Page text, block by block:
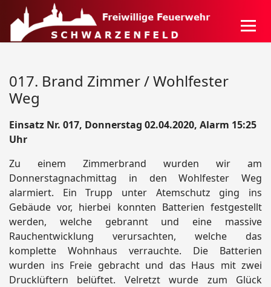
017. Brand Zimmer / Wohlfester
Weg
Einsatz Nr. 017, Donnerstag 02.04.2020, Alarm 15:25
Uhr
Zu einem Zimmerbrand wurden wir am
Donnerstagnachmittag in den Wohlfester Weg
alarmiert. Ein Trupp unter Atemschutz ging ins
Gebäude vor, hierbei konnten Batterien festgestellt
werden, welche gebrannt und eine massive
Rauchentwicklung verursachten, welche das
komplette Wohnhaus verrauchte. Die Batterien
wurden ins Freie gebracht und das Haus mit zwei
Drucklüftern belüftet. Velretzt wurde zum Glück